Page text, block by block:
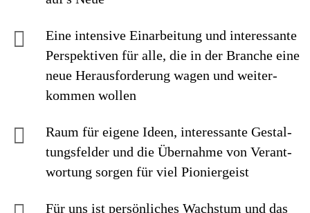
Eine intensive Einarbei­tung und interes­sante
Perspek­tiven für alle, die in der Branche eine
neue Heraus­forderung wagen und weiter­
kommen wollen
Raum für eigene Ideen, inte­res­sante Ge­stal­
tungs­felder und die Über­nahme von Ver­ant­
wor­tung sorgen für viel Pionier­geist
Für uns ist persönliches Wachstum und das